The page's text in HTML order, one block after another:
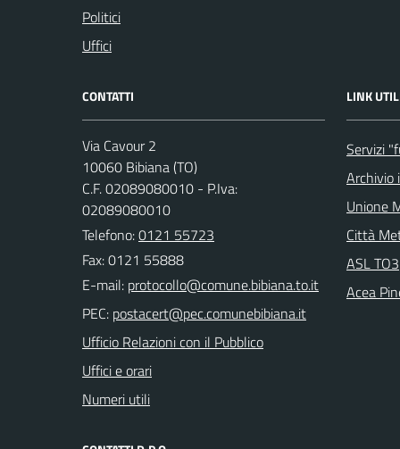
Politici
Uffici
CONTATTI
Via Cavour 2
10060 Bibiana (TO)
C.F. 02089080010 - P.Iva:
02089080010
Telefono:0121 55723
Fax: 0121 55888
E-mail:
PEC:
Ufficio Relazioni con il Pubblico
Uffici e orari
Numeri utili
LINK
Servizi
Archivio
Unione
Città
ASL TO3
Acea